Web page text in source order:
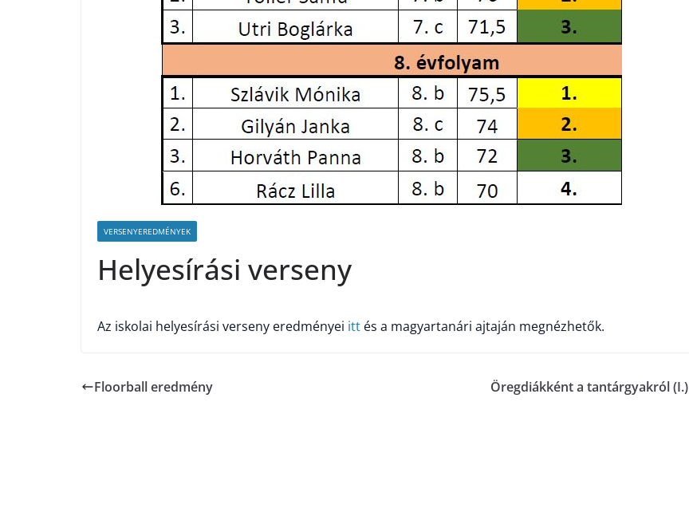
VERSENYEREDMÉNYEK
Helyesírási verseny
Az iskolai helyesírási verseny eredményei itt és a magyartanári ajtaján megnézhetők.
Floorball eredmény Öregdiákként a tantárgyakról (I.)